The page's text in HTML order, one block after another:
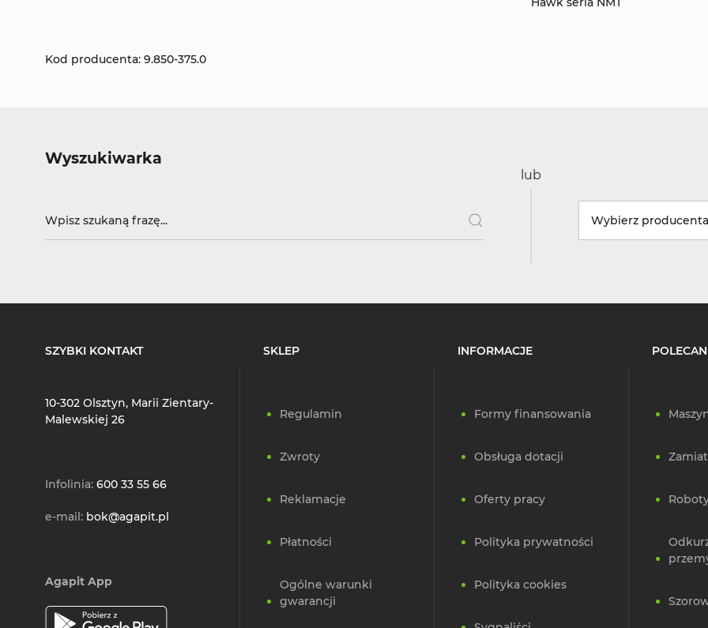
Kod producenta: 9.850-375.0
Wyszukiwarka
lub
Wybierz producenta
SZYBKI KONTAKT
10-302 Olsztyn, Marii Zientary-
Malewskiej 26
Infolinia: 600 33 55 66
e-mail: bok@agapit.pl
Agapit App
SKLEP
Regulamin
Zwroty
Reklamacje
Płatności
Ogólne warunki
gwarancji
INFORMACJE
Formy finansowania
Obsługa dotacji
Oferty pracy
Polityka prywatności
Polityka cookies